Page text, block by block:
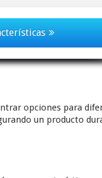
opciones para
un producto